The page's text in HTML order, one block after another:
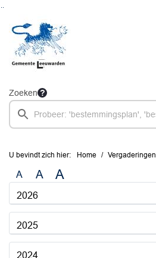
Zoeken
U bevindt zich hier: Home Vergaderingen
A A A
2026
2025
2024